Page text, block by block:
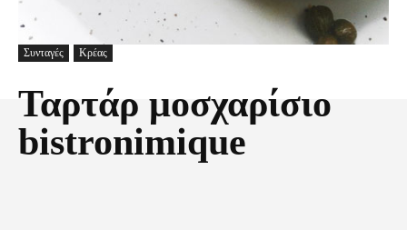
Συνταγές Κρέας
Ταρτάρ μοσχαρίσιο
bistronimique